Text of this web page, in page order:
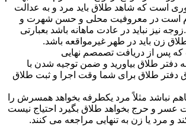
است که شاهد طلاق باید مرد و به عدالت
است در معروفیت محلی و حسن شهرت و
نیز نباید در عادت ماهانه باشد بعبارتی
زن باید در طهر غیرمواقعه باشد.
که پس از دریافت تصمصم نهایی
به دفتر طلاق بیاورید و ضمن توجیه شدن با
دفتر طلاق برای شما وقت اجرا و ثبت طلاق
نباشد مثلاً مرد یکطرفه بخواهد همسرش را
عسر و حرج بخواهد طلاق بگیرد احتیاج نیست
و مرد یا زن به تنهایی مراجعه می کنند.